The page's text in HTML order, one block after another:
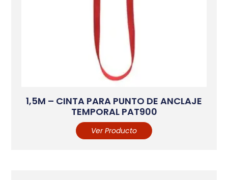
1,5M – CINTA PARA PUNTO DE ANCLAJE
TEMPORAL PAT900
Ver Producto